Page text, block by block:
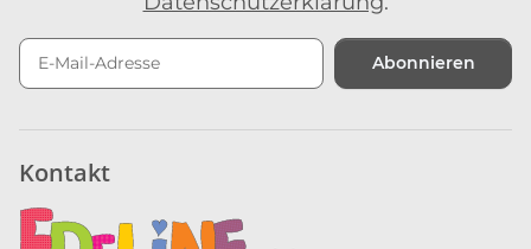
Abonnieren
Kontakt